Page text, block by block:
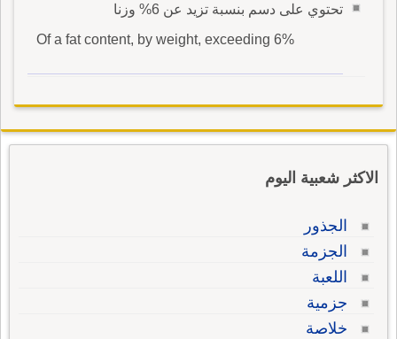
تحتوي على دسم بنسبة تزيد عن 6% وزنا
Of a fat content, by weight, exceeding 6%
الاكثر شعبية اليوم
الجذور
الجزمة
اللعبة
جزمية
خلاصة